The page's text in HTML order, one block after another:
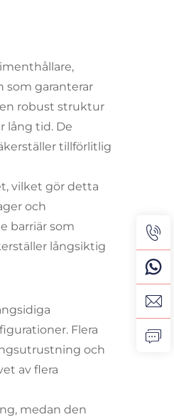
garanterar
robust struktur
lång tid. De
tillförlitlig
vilket gör detta
och
barriär som
långsiktig
Flera
och
av flera
medan den